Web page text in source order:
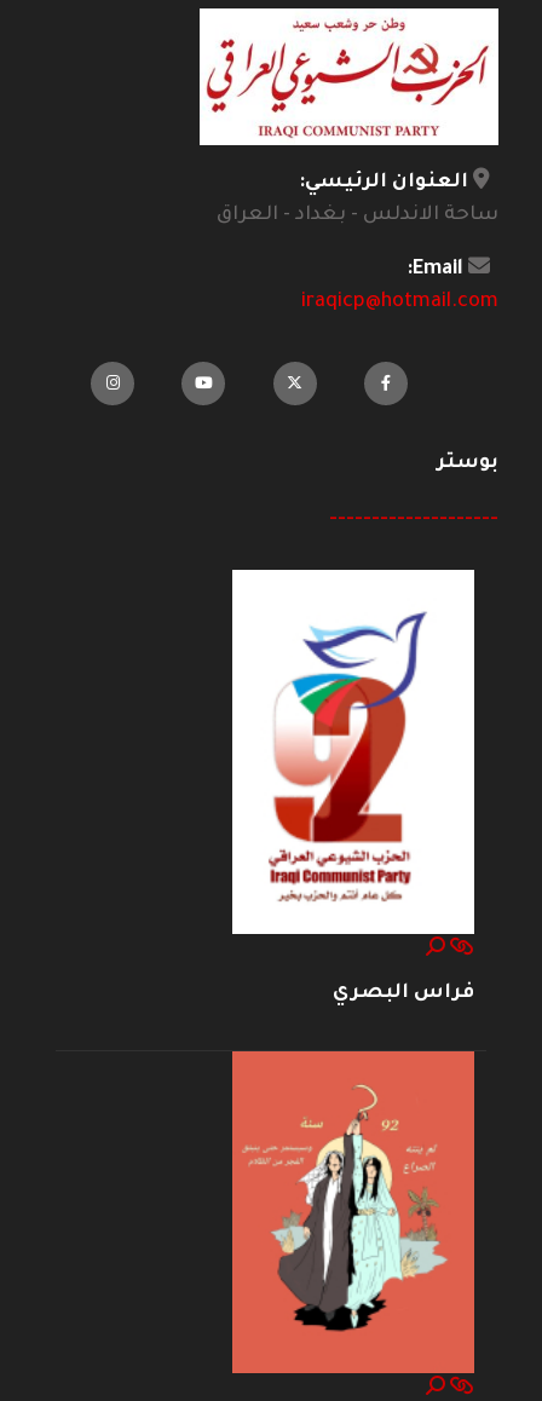
العنوان الرئيسي:
ساحة الاندلس - بغداد - العراق
Email:
iraqicp@hotmail.com
بوستر
--------------------
فراس البصري